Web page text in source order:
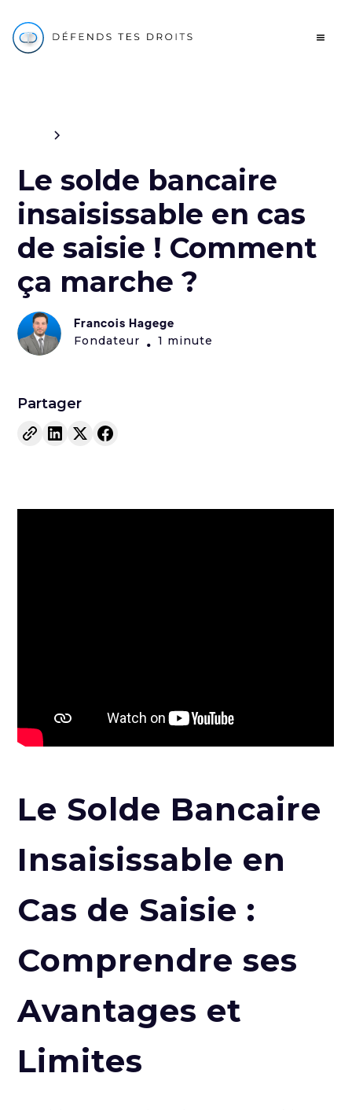
Le solde bancaire
insaisissable en cas
de saisie ! Comment
ça marche ?
Francois Hagege
Fondateur • 1 minute
Partager
Le Solde Bancaire
Insaisissable en
Cas de Saisie :
Comprendre ses
Avantages et
Limites